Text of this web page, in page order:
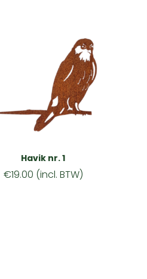
Havik nr. 1
€19.00 (incl. BTW)